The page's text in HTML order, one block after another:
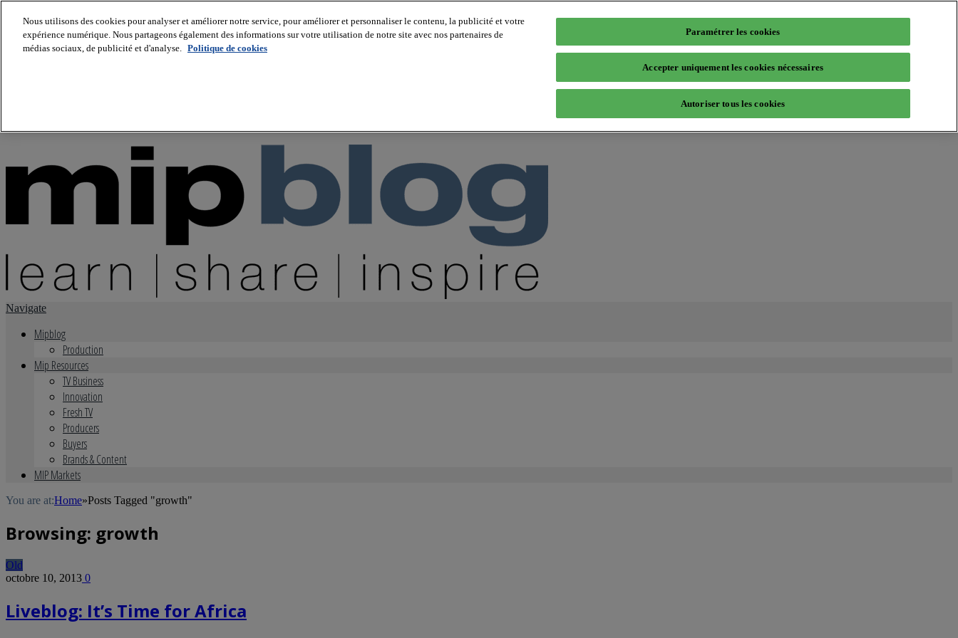
About us
Navigate
Mipblog
Production
Mip Resources
TV Business
Innovation
Fresh TV
Producers
Buyers
Brands & Content
MIP Markets
You are at:Home»Posts Tagged "growth"
Browsing: growth
Old
octobre 10, 2013 0
Liveblog: It’s Time for Africa
Nous utilisons des cookies pour analyser et améliorer notre service, pour améliorer et personnaliser le contenu, la publicité et votre
expérience numérique. Nous partageons également des informations sur votre utilisation de notre site avec nos partenaires de
médias sociaux, de publicité et d'analyse. Politique de cookies
Paramétrer les cookies
Accepter uniquement les cookies nécessaires
Autoriser tous les cookies